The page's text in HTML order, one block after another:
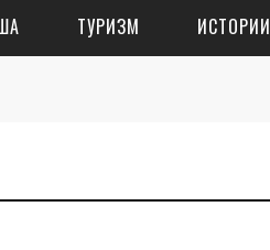
ТУРИЗМ ИСТОРИИ